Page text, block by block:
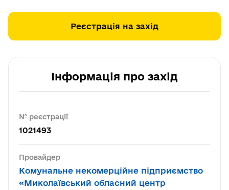
Реєстрація на захід
Інформація про захід
№ реєстрації
1021493
Провайдер
Комунальне некомерційне підприємство
«Миколаївський обласний центр